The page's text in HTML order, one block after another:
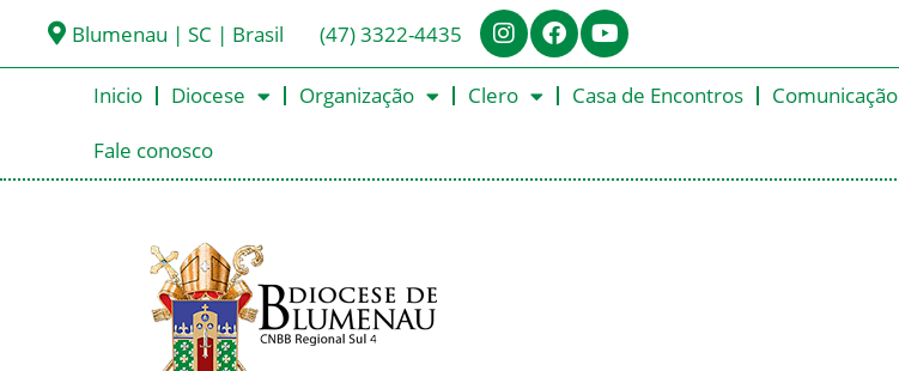
Blumenau | SC | Brasil (47) 3322-4435
Inicio Diocese Organização Clero Casa de Encontros Comunicação
Fale conosco